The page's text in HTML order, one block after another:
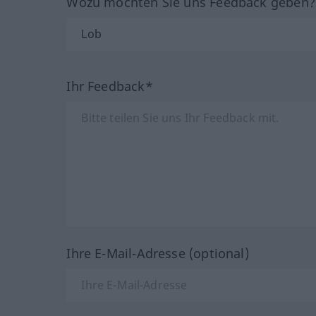
Ihr Feedback*
Ihre E-Mail-Adresse (optional)